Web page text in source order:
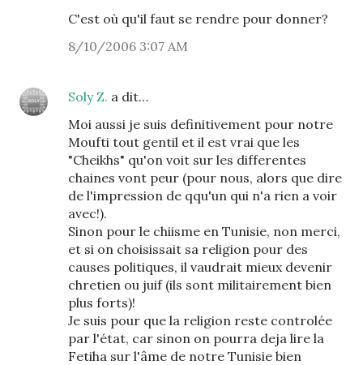
C'est où qu'il faut se rendre pour donner?
8/10/2006 3:07 AM
Soly Z. a dit…
Moi aussi je suis definitivement pour notre
Moufti tout gentil et il est vrai que les
"Cheikhs" qu'on voit sur les differentes
chaines vont peur (pour nous, alors que dire
de l'impression de qqu'un qui n'a rien a voir
avec!).
Sinon pour le chiisme en Tunisie, non merci,
et si on choisissait sa religion pour des
causes politiques, il vaudrait mieux devenir
chretien ou juif (ils sont militairement bien
plus forts)!
Je suis pour que la religion reste controlée
par l'état, car sinon on pourra deja lire la
Fetiha sur l'âme de notre Tunisie bien